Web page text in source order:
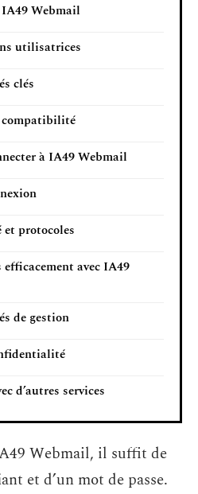
Webmail
utilisatrices
clés
à IA49 Webmail
protocoles
efficacement avec IA49
de gestion
d’autres services
Webmail, il suffit de
et d’un mot de passe.